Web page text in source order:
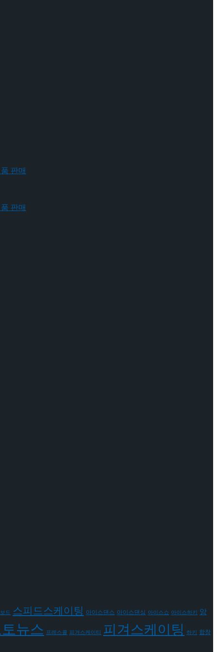
드 스피드스케이팅 아이스댄스 아이스댄싱 아이스쇼 아이스하키 앙
뉴스 프레스콜 피겨스케이티 피겨스케이팅 하키 합창